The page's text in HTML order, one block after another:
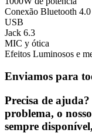
Conexão Bluetooth 4.0
USB
Jack 6.3
MIC y ótica
Efeitos Luminosos e
Enviamos para
Precisa de
problema, o
sempre